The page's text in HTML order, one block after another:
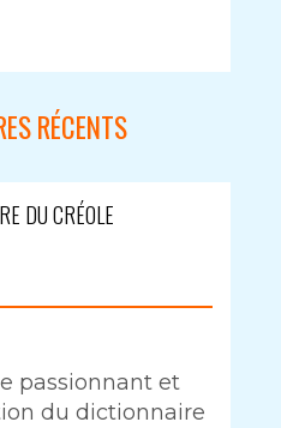
RÉCENTS
DU CRÉOLE
passionnant et
du dictionnaire